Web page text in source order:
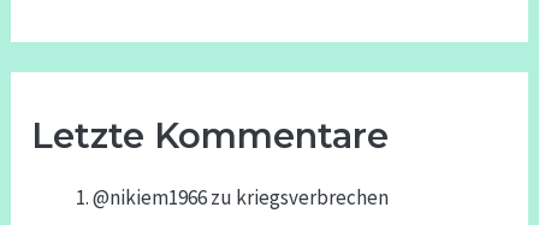
Letzte Kommentare
@nikiem1966zu kriegsverbrechen